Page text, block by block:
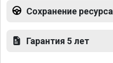
Сохранение ресурса
Гарантия 5 лет